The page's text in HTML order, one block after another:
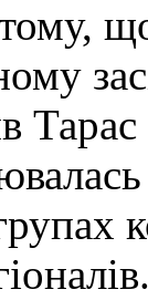
Тарас